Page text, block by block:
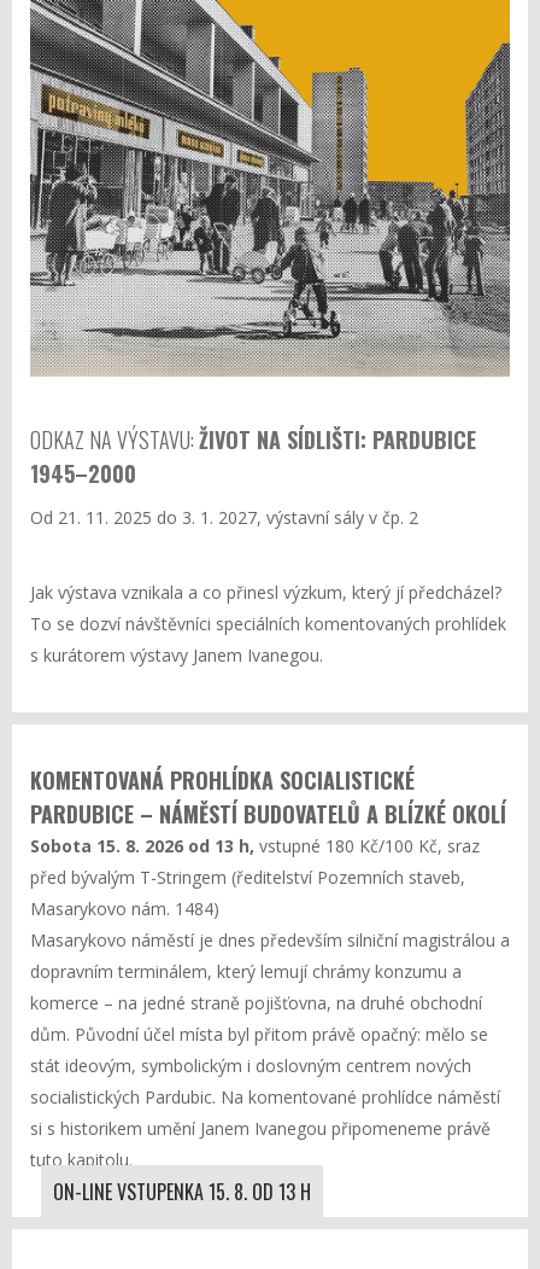
ODKAZ NA VÝSTAVU:ŽIVOT NA SÍDLIŠTI: PARDUBICE
1945–2000
Od 21. 11. 2025 do 3. 1. 2027, výstavní sály v čp. 2
Jak výstava vznikala a co přinesl výzkum, který jí předcházel?
To se dozví návštěvníci speciálních komentovaných prohlídek
s kurátorem výstavy Janem Ivanegou.
KOMENTOVANÁ PROHLÍDKA SOCIALISTICKÉ
PARDUBICE – NÁMĚSTÍ BUDOVATELŮ A BLÍZKÉ OKOLÍ
Sobota 15. 8. 2026 od 13 h, vstupné 180 Kč/100 Kč, sraz
před bývalým T-Stringem (ředitelství Pozemních staveb,
Masarykovo nám. 1484)
Masarykovo náměstí je dnes především silniční magistrálou a
dopravním terminálem, který lemují chrámy konzumu a
komerce – na jedné straně pojišťovna, na druhé obchodní
dům. Původní účel místa byl přitom právě opačný: mělo se
stát ideovým, symbolickým i doslovným centrem nových
socialistických Pardubic. Na komentované prohlídce náměstí
si s historikem umění Janem Ivanegou připomeneme právě
tuto kapitolu.
ON-LINE VSTUPENKA 15. 8. OD 13 H